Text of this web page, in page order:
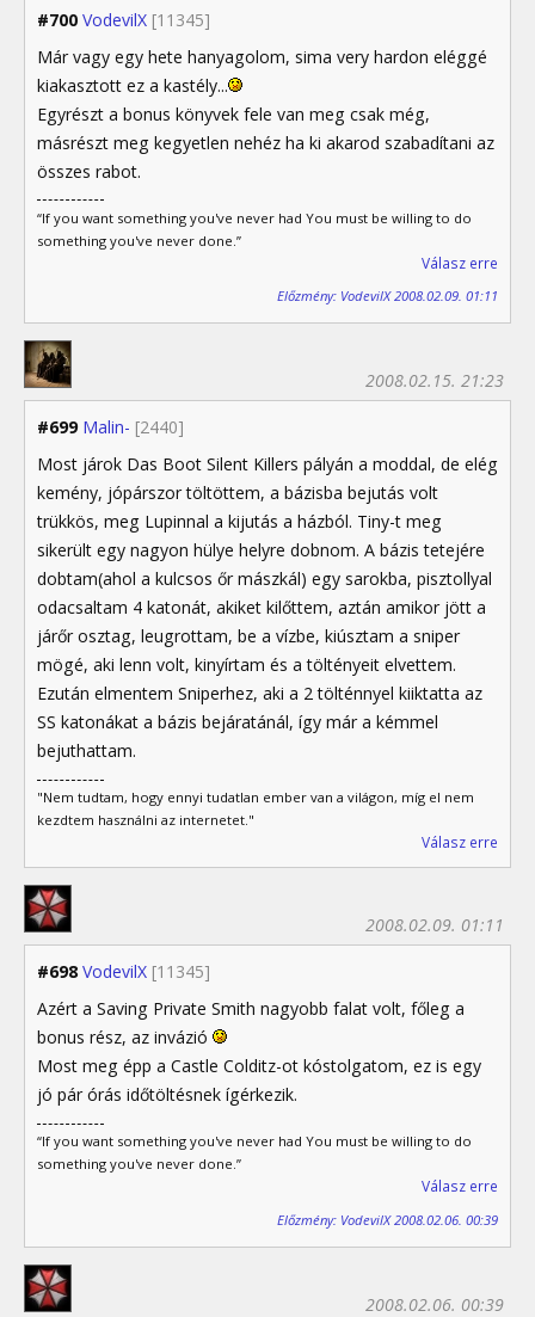
#700 VodevilX [11345]
Már vagy egy hete hanyagolom, sima very hardon eléggé
kiakasztott ez a kastély...
Egyrészt a bonus könyvek fele van meg csak még,
másrészt meg kegyetlen nehéz ha ki akarod szabadítani az
összes rabot.
“If you want something you've never had You must be willing to do
something you've never done.”
Válasz erre
Előzmény: VodevilX 2008.02.09. 01:11
#699 Malin- [2440]
2008.02.15. 21:23
Most járok Das Boot Silent Killers pályán a moddal, de elég
kemény, jópárszor töltöttem, a bázisba bejutás volt
trükkös, meg Lupinnal a kijutás a házból. Tiny-t meg
sikerült egy nagyon hülye helyre dobnom. A bázis tetejére
dobtam(ahol a kulcsos őr mászkál) egy sarokba, pisztollyal
odacsaltam 4 katonát, akiket kilőttem, aztán amikor jött a
járőr osztag, leugrottam, be a vízbe, kiúsztam a sniper
mögé, aki lenn volt, kinyírtam és a töltényeit elvettem.
Ezután elmentem Sniperhez, aki a 2 tölténnyel kiiktatta az
SS katonákat a bázis bejáratánál, így már a kémmel
bejuthattam.
"Nem tudtam, hogy ennyi tudatlan ember van a világon, míg el nem
kezdtem használni az internetet."
Válasz erre
#698 VodevilX [11345]
2008.02.09. 01:11
Azért a Saving Private Smith nagyobb falat volt, főleg a
bonus rész, az invázió
Most meg épp a Castle Colditz-ot kóstolgatom, ez is egy
jó pár órás időtöltésnek ígérkezik.
“If you want something you've never had You must be willing to do
something you've never done.”
Válasz erre
Előzmény: VodevilX 2008.02.06. 00:39
2008.02.06. 00:39